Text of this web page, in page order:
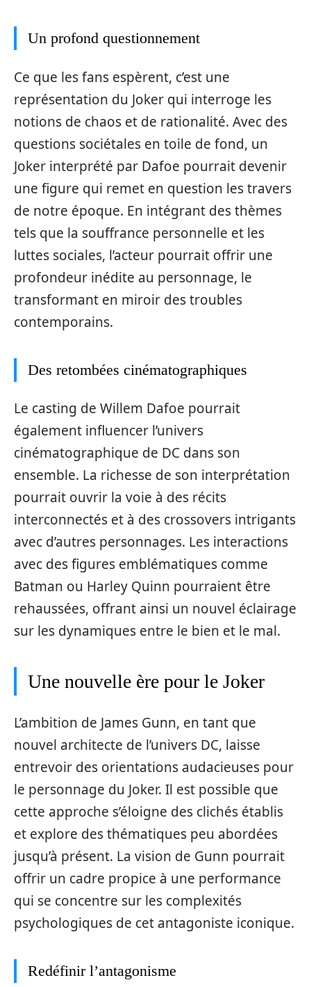
Un profond questionnement
Ce que les fans espèrent, c’est une
représentation du Joker qui interroge les
notions de chaos et de rationalité. Avec des
questions sociétales en toile de fond, un
Joker interprété par Dafoe pourrait devenir
une figure qui remet en question les travers
de notre époque. En intégrant des thèmes
tels que la souffrance personnelle et les
luttes sociales, l’acteur pourrait offrir une
profondeur inédite au personnage, le
transformant en miroir des troubles
contemporains.
Des retombées cinématographiques
Le casting de Willem Dafoe pourrait
également influencer l’univers
cinématographique de DC dans son
ensemble. La richesse de son interprétation
pourrait ouvrir la voie à des récits
interconnectés et à des crossovers intrigants
avec d’autres personnages. Les interactions
avec des figures emblématiques comme
Batman ou Harley Quinn pourraient être
rehaussées, offrant ainsi un nouvel éclairage
sur les dynamiques entre le bien et le mal.
Une nouvelle ère pour le Joker
L’ambition de James Gunn, en tant que
nouvel architecte de l’univers DC, laisse
entrevoir des orientations audacieuses pour
le personnage du Joker. Il est possible que
cette approche s’éloigne des clichés établis
et explore des thématiques peu abordées
jusqu’à présent. La vision de Gunn pourrait
offrir un cadre propice à une performance
qui se concentre sur les complexités
psychologiques de cet antagoniste iconique.
Redéfinir l’antagonisme